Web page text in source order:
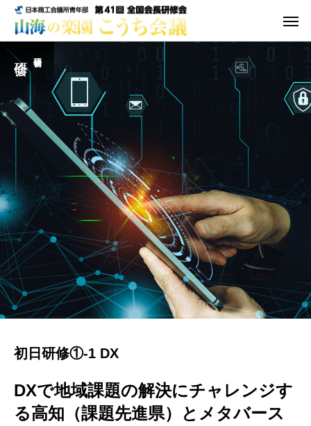
初日研修①-1 DX
DXで地域課題の解決にチャレンジす
る高知（課題先進県）とメタバース